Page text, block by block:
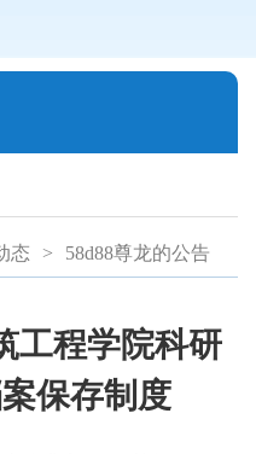
态 > 58d88尊龙的公告
工程学院科研
保存制度